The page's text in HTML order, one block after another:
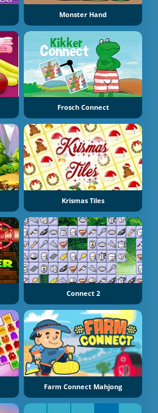
Monster Hand
Frosch Connect
Krismas Tiles
Connect 2
Farm Connect Mahjong